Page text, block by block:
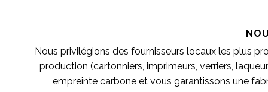
Nous privilégions des fournisseurs locaux les plus
production (cartonniers, imprimeurs, verriers,
empreinte carbone et vous garantissons une